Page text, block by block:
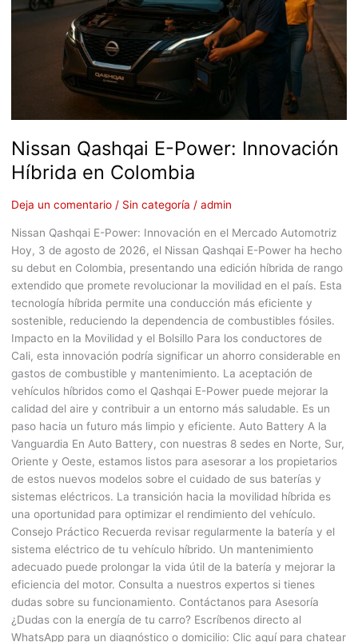
Nissan Qashqai E-Power: Innovación
Híbrida en Colombia
Deja un comentario / Sin categoría / admin
Nissan Qashqai E-Power: Innovación en el Mercado Automotriz
Hoy, 3 de agosto de 2026, el Nissan Qashqai E-Power ha hecho
su debut en Colombia, presentando una edición híbrida de rango
extendido que promete revolucionar la movilidad en el país. Esta
tecnología híbrida permite una conducción más eficiente y
sostenible, reduciendo la dependencia de combustibles fósiles.
Impacto en la Movilidad y el Bolsillo Para los conductores de
Cali, esta innovación podría significar un ahorro considerable en
gastos de combustible y mantenimiento. La aceptación de
vehículos híbridos como el Qashqai E-Power puede mejorar la
calidad del aire y contribuir a un entorno más saludable. Es un
paso hacia un futuro más limpio y eficiente. Auto Battery A la
Vanguardia En Auto Battery, con nuestras 8 sedes en Norte, Sur,
Oriente y Oeste, estamos listos para asesorar a los propietarios
de estos nuevos modelos sobre el cuidado de sus baterías y
sistemas eléctricos. La transición hacia la movilidad híbrida es
una oportunidad para optimizar el rendimiento del vehículo.
Consejo Práctico Recuerda revisar regularmente la batería y el
sistema eléctrico de tu vehículo híbrido. Un mantenimiento
adecuado puede prolongar la vida útil de la batería y mejorar la
eficiencia del motor. Consulta a nuestros expertos si tienes
dudas sobre su funcionamiento. Contáctanos para Asesoría
¿Dudas con la energía de tu carro? Escríbenos directo al
WhatsApp para un diagnóstico o domicilio: Clic aquí para chatear
en